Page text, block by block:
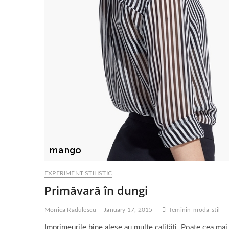
EXPERIMENT STILISTIC
Primăvară în dungi
Monica Radulescu January 17, 2015 feminin moda stil